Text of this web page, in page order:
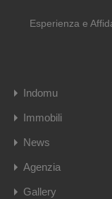
Esperienza e
Indomu
Immobili
News
Agenzia
Gallery